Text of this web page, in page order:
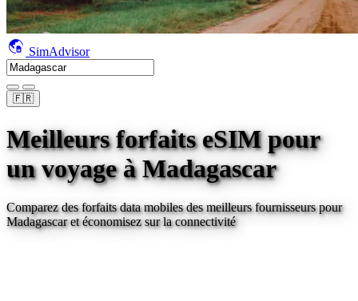
SimAdvisor
🇫🇷
Meilleurs forfaits eSIM pour
un voyageà Madagascar
Comparez des forfaits data mobiles des meilleurs fournisseurs pour
Madagascaret économisez sur la connectivité